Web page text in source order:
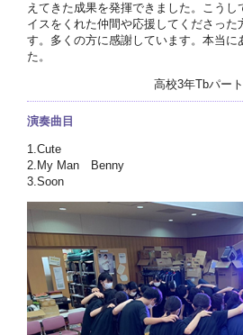
えてきた成果を発揮できました。こう
イスをくれた仲間や応援してくださった
す。多くの方に感謝しています。本当に
た。
高校3年Tbパー
演奏曲目
1.Cute
2.My Man Benny
3.Soon